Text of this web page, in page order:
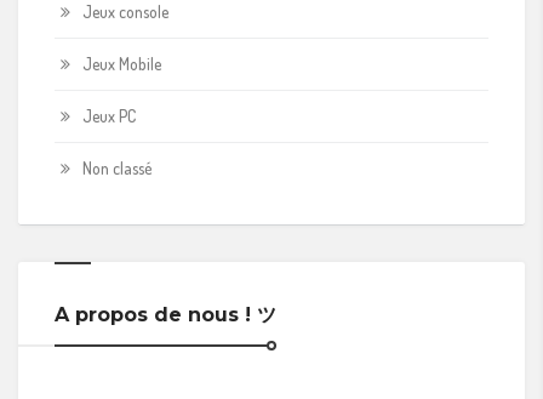
Jeux console
Jeux Mobile
Jeux PC
Non classé
A propos de nous ! ツ